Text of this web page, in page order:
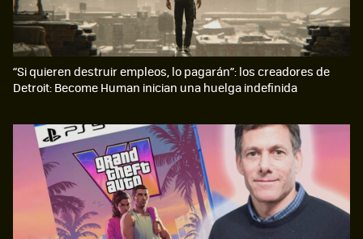
“Si quieren destruir empleos, lo pagarán”: los creadores de
Detroit: Become Human inician una huelga indefinida